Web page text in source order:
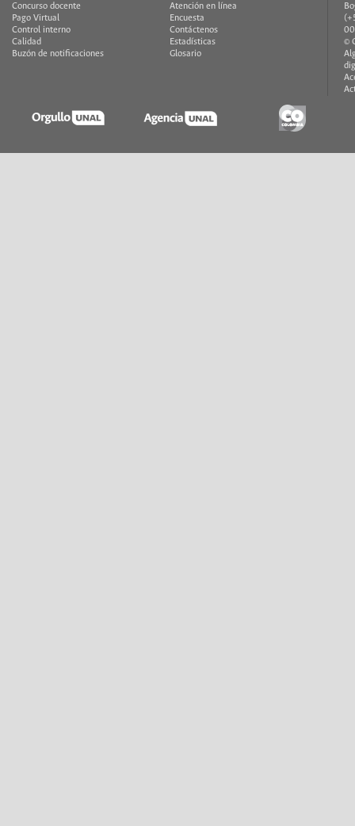
Concurso docente
Pago Virtual
Control interno
Calidad
Buzón de notificaciones
Atención en línea
Encuesta
Contáctenos
Estadísticas
Glosario
©